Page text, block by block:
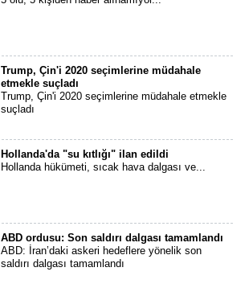
Trump, Çin'i 2020 seçimlerine müdahale
etmekle suçladı
Trump, Çin'i 2020 seçimlerine müdahale etmekle
suçladı
Hollanda'da "su kıtlığı" ilan edildi
Hollanda hükümeti, sıcak hava dalgası ve...
ABD ordusu: Son saldırı dalgası tamamlandı
ABD: İran’daki askeri hedeflere yönelik son
saldırı dalgası tamamlandı